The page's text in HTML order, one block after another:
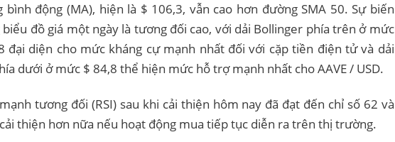
động (MA), hiện là $ 106,3, vẫn cao hơn đường SMA 50. Sự biến
đồ giá một ngày là tương đối cao, với dải Bollinger phía trên ở mức
đại diện cho mức kháng cự mạnh nhất đối với cặp tiền điện tử và dải
dưới ở mức $ 84,8 thể hiện mức hỗ trợ mạnh nhất cho AAVE / USD.
tương đối (RSI) sau khi cải thiện hôm nay đã đạt đến chỉ số 62 và
thiện hơn nữa nếu hoạt động mua tiếp tục diễn ra trên thị trường.